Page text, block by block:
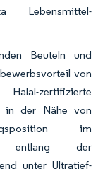
Lebensmittel-
Beuteln und
von
zertifizierte
in der Nähe von
im
entlang der
unter Ultratief-